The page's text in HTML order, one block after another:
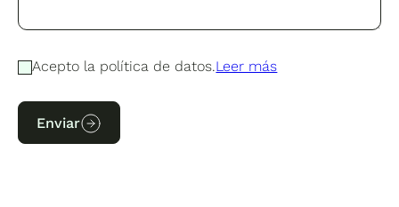
Acepto la política de datos.Leer más
Enviar